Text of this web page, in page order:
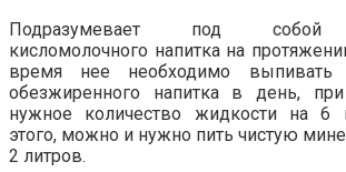
Подразумевает под собой
кисломолочного напитка на
время нее необходимо
обезжиренного напитка в день,
нужное количество жидкости на 6
этого, можно и нужно пить чистую
2 литров.